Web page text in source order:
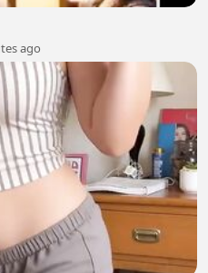
ago